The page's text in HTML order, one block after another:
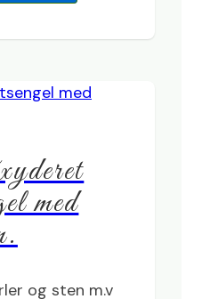
med
og sten m.v